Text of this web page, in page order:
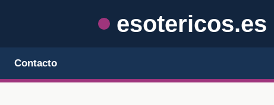
esotericos.es
Contacto